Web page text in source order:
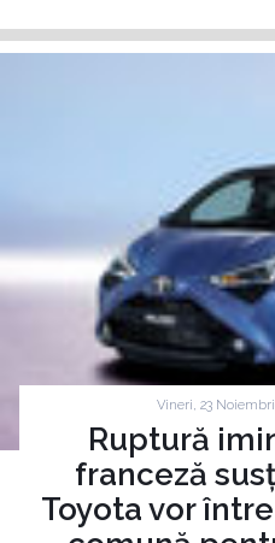
Vineri, 23
Ruptură
franceză
Toyota vor